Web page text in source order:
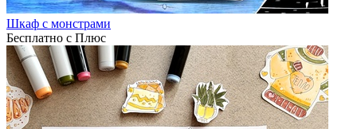
Шкаф с монстрами
Бесплатно с Плюс